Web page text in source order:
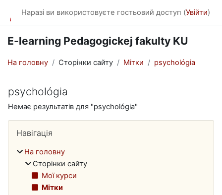
Наразі ви використовуєте гостьовий доступ (Увійти)
E-learning Pedagogickej fakulty KU
На головну Сторінки сайту Мітки psychológia
psychológia
Немає результатів для "psychológia"
Блоки
Навігація
На головну
Сторінки сайту
Мої курси
Мітки